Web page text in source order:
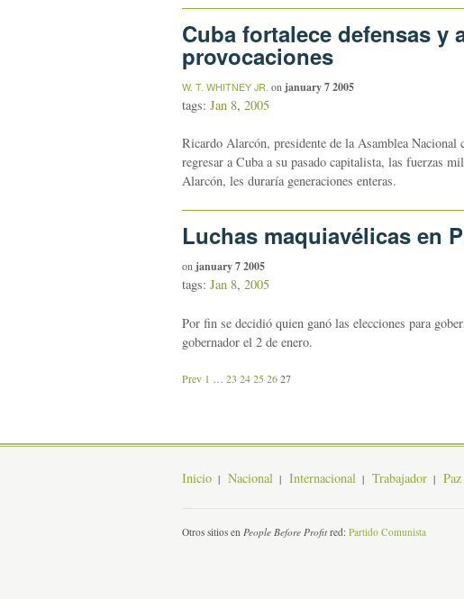
Cuba fortalece defensas y
provocaciones
W. T. WHITNEY JR. on january 7 2005
tags: Jan 8, 2005
Ricardo Alarcón, presidente de la Asamblea Nacional
regresar a Cuba a su pasado capitalista, las fuerzas
Alarcón, les duraría generaciones enteras.
Luchas maquiavélicas en
on january 7 2005
tags: Jan 8, 2005
Por fin se decidió quien ganó las elecciones para
gobernador el 2 de enero.
Prev 1 23 24252627
Inicio Nacional Internacional Trabajador Paz
Otros sitios en People Before Profit red: Partido Comunista